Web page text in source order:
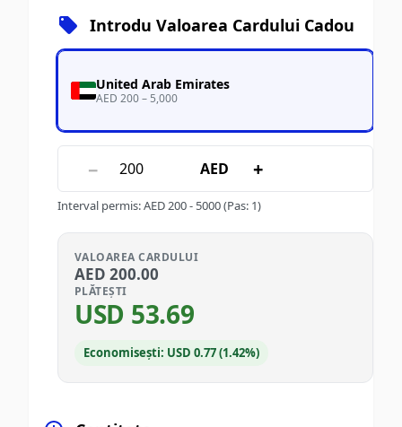
Introdu Valoarea Cardului Cadou
United Arab Emirates
AED 200 – 5,000
− AED +
Interval permis:AED200- 5000(Pas: 1)
VALOAREA CARDULUI
AED 200.00
PLĂTEȘTI
USD 53.69
Economisești: USD 0.77 (1.42%)